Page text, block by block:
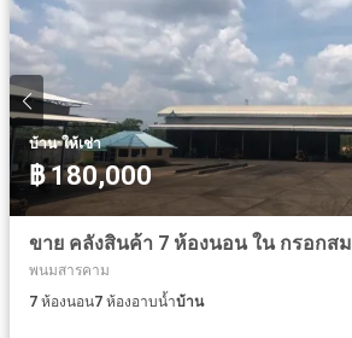
บ้าน·ให้เช่า
฿ 180,000
ขาย คลังสินค้า 7 ห้องนอน ใน กรอกส
พนมสารคาม
7 ห้องนอน7 ห้องอาบน้ำบ้าน